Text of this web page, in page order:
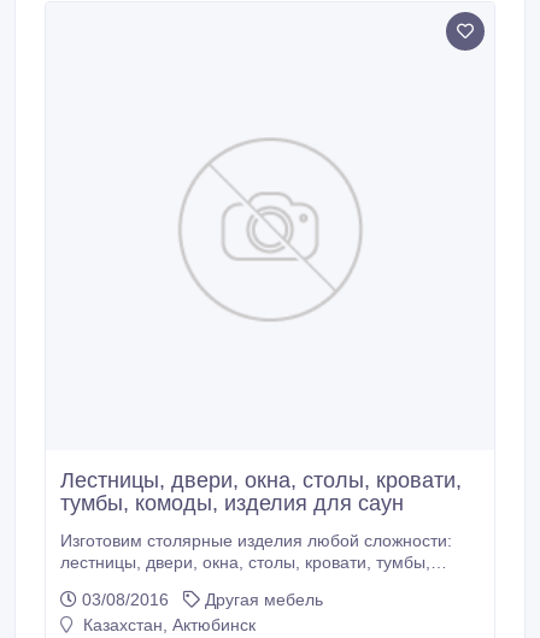
врезной замок и антиопрокидывающее устройство.
Лестницы, двери, окна, столы, кровати,
тумбы, комоды, изделия для саун
Изготовим столярные изделия любой сложности:
лестницы, двери, окна, столы, кровати, тумбы,
03/08/2016
Другая мебель
Казахстан, Актюбинск